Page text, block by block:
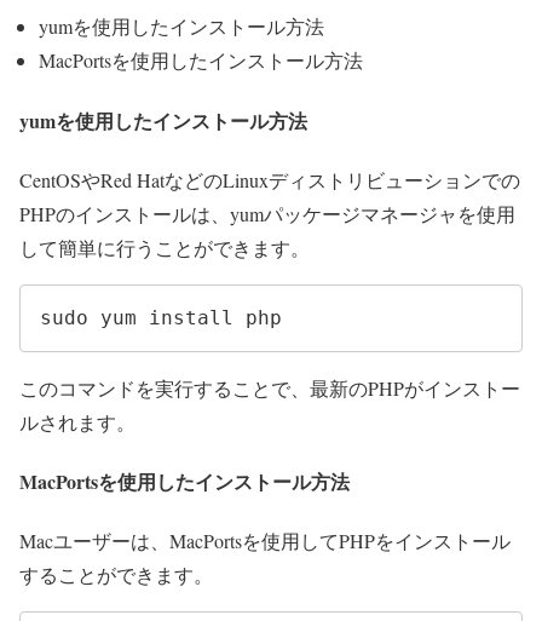
yumを使用したインストール方法
MacPortsを使用したインストール方法
yumを使用したインストール方法
CentOSやRed HatなどのLinuxディストリビューションでの
PHPのインストールは、yumパッケージマネージャを使用
して簡単に行うことができます。
sudo yum install php
このコマンドを実行することで、最新のPHPがインストー
ルされます。
MacPortsを使用したインストール方法
Macユーザーは、MacPortsを使用してPHPをインストール
することができます。